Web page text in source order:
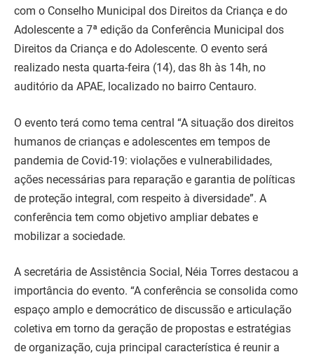
com o Conselho Municipal dos Direitos da Criança e do
Adolescente a 7ª edição da Conferência Municipal dos
Direitos da Criança e do Adolescente. O evento será
realizado nesta quarta-feira (14), das 8h às 14h, no
auditório da APAE, localizado no bairro Centauro.
O evento terá como tema central “A situação dos direitos
humanos de crianças e adolescentes em tempos de
pandemia de Covid-19: violações e vulnerabilidades,
ações necessárias para reparação e garantia de políticas
de proteção integral, com respeito à diversidade”. A
conferência tem como objetivo ampliar debates e
mobilizar a sociedade.
A secretária de Assistência Social, Néia Torres destacou a
importância do evento. “A conferência se consolida como
espaço amplo e democrático de discussão e articulação
coletiva em torno da geração de propostas e estratégias
de organização, cuja principal característica é reunir a